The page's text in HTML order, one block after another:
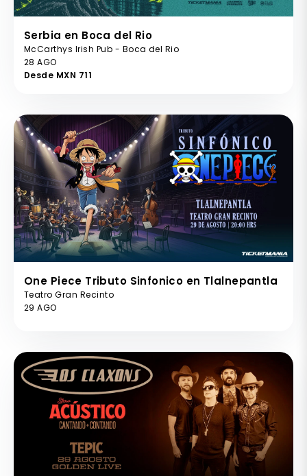
Serbia en Boca del Rio
McCarthys Irish Pub - Boca del Rio
28 AGO
Desde MXN 711
One Piece Tributo Sinfonico en Tlalnepantla
Teatro Gran Recinto
29 AGO